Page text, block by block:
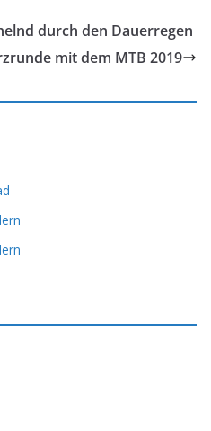
durch den Dauerregen
mit dem MTB 2019